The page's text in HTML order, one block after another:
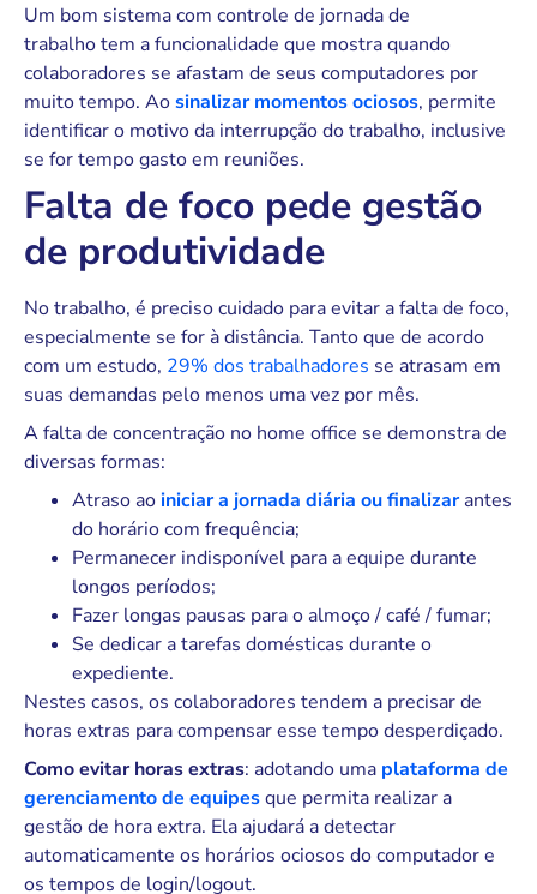
Um bom sistema com controle de jornada de
trabalho tem a funcionalidade que mostra quando
colaboradores se afastam de seus computadores por
muito tempo. Aosinalizar momentos ociosos, permite
identificar o motivo da interrupção do trabalho, inclusive
se for tempo gasto em reuniões.
Falta de foco pede gestão
de produtividade
No trabalho, é preciso cuidado para evitar a falta de foco,
especialmente se for à distância. Tanto que de acordo
com um estudo, 29% dos trabalhadores se atrasam em
suas demandas pelo menos uma vez por mês.
A falta de concentração no home office se demonstra de
diversas formas:
Atraso aoiniciar a jornada diária ou finalizar antes
do horário com frequência;
Permanecer indisponível para a equipe durante
longos períodos;
Fazer longas pausas para o almoço / café / fumar;
Se dedicar a tarefas domésticas durante o
expediente.
Nestes casos, os colaboradores tendem a precisar de
horas extras para compensar esse tempo desperdiçado.
Como evitar horas extras: adotando uma plataforma de
gerenciamento de equipesque permita realizar a
gestão de hora extra. Ela ajudará a detectar
automaticamente os horários ociosos do computador e
os tempos de login/logout.